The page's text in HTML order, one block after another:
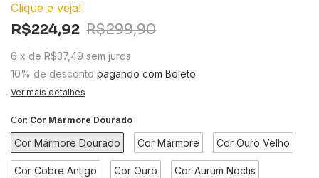
Clique e veja!
R$224,92 R$299,90
6 x de R$37,49 sem juros
10% de desconto pagando com Boleto
Ver mais detalhes
Cor: Cor Mármore Dourado
Cor Mármore Dourado Cor Mármore Cor Ouro Velho
Cor Cobre Antigo Cor Ouro Cor Aurum Noctis